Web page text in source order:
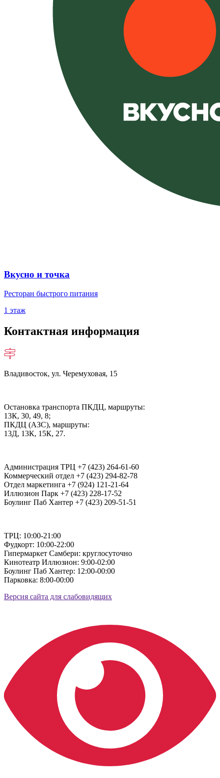
Вкусно и точка
Ресторан быстрого питания
1 этаж
Контактная информация
Владивосток, ул. Черемуховая, 15
Остановка транспорта ПКДЦ, маршруты:
13К, 30, 49, 8;
ПКДЦ (АЗС), маршруты:
13Д, 13К, 15К, 27.
Администрация ТРЦ +7 (423) 264-61-60
Коммерческий отдел +7 (423) 294-82-78
Отдел маркетинга +7 (924) 121-21-64
Иллюзион Парк +7 (423) 228-17-52
Боулинг Паб Хантер +7 (423) 209-51-51
ТРЦ: 10:00-21:00
Фудкорт: 10:00-22:00
Гипермаркет Самбери: круглосуточно
Кинотеатр Иллюзион: 9:00-02:00
Боулинг Паб Хантер: 12:00-00:00
Парковка: 8:00-00:00
Версия сайта для слабовидящих